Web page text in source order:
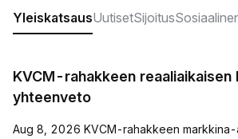
YleiskatsausUutisetSijoitus
KVCM-rahakkeen reaaliaikaisen
yhteenveto
Aug 8, 2026 KVCM-rahakkeen markkina-